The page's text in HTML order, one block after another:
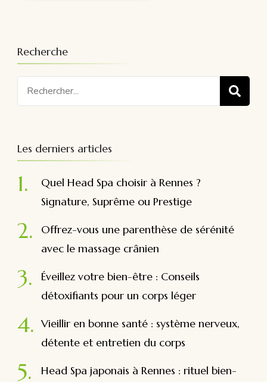
Recherche
Recherche
pour
Les derniers articles
Quel Head Spa choisir à Rennes ?
Signature, Suprême ou Prestige
Offrez-vous une parenthèse de sérénité
avec le massage crânien
Éveillez votre bien-être : Conseils
détoxifiants pour un corps léger
Vieillir en bonne santé : système nerveux,
détente et entretien du corps
Head Spa japonais à Rennes : rituel bien-